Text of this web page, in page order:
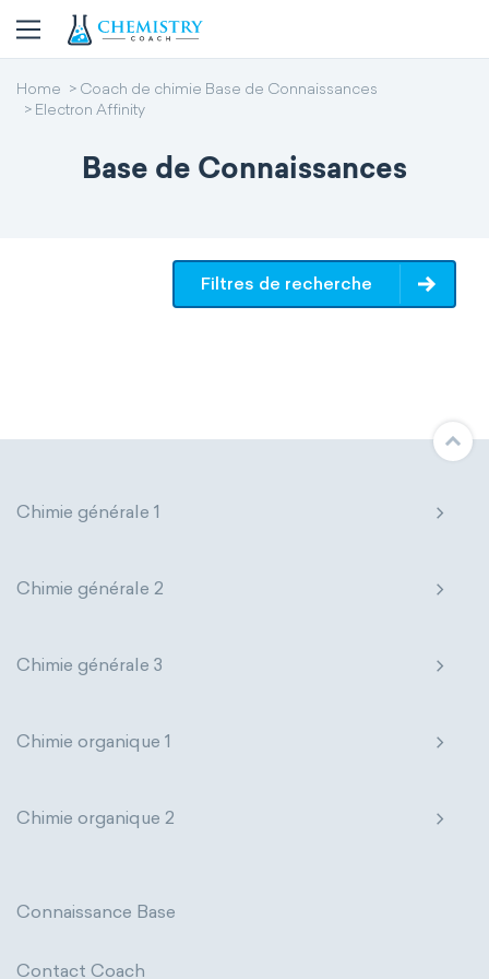
Home
Coach de chimie Base de Connaissances
Electron Affinity
Base de Connaissances
Filtres de recherche
Chimie générale 1
Chimie générale 2
Chimie générale 3
Chimie organique 1
Chimie organique 2
Connaissance Base
Contact Coach